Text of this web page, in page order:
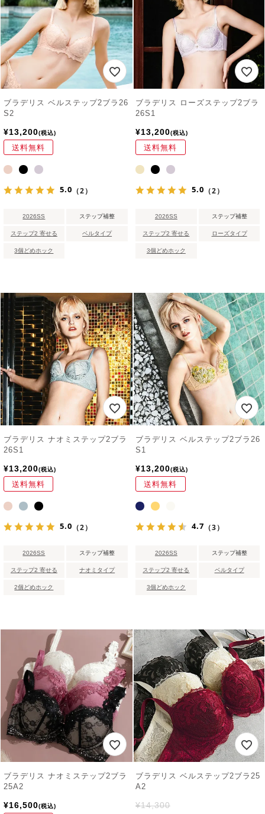
ブラデリス ベルステップ2ブラ26
S2
¥13,200 税込
送料無料
5.0 （2）
2026SS ステップ補整
ステップ2 寄せる ベルタイプ
3個どめホック
ブラデリス ローズステップ2ブラ
26S1
¥13,200 税込
送料無料
5.0 （2）
2026SS ステップ補整
ステップ2 寄せる ローズタイプ
3個どめホック
ブラデリス ナオミステップ2ブラ
26S1
¥13,200 税込
送料無料
5.0 （2）
2026SS ステップ補整
ステップ2 寄せる ナオミタイプ
2個どめホック
ブラデリス ベルステップ2ブラ26
S1
¥13,200 税込
送料無料
4.7 （3）
2026SS ステップ補整
ステップ2 寄せる ベルタイプ
3個どめホック
ブラデリス ナオミステップ2ブラ
25A2
¥16,500 税込
ブラデリス ベルステップ2ブラ25
A2
¥14,300